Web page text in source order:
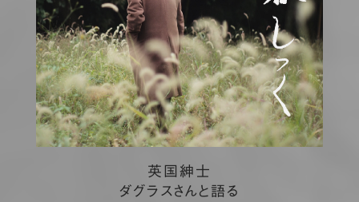
英国紳士
ダグラスさんと語る